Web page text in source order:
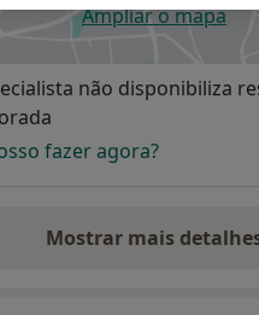
Ampliar o mapa
abre num
não disponibiliza
fazer agora?
Mostrar maissobre o